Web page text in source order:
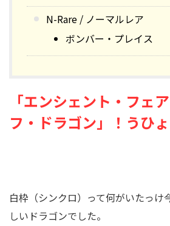
N-Rare / ノーマルレア
ボンバー・プレイス
「エンシェント・フェ
フ・ドラゴン」！うひ
白枠（シンクロ）って何がいたっけ
しいドラゴンでした。